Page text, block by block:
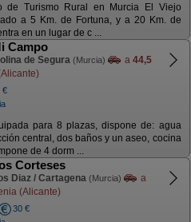
de Turismo Rural en Murcia El Viejo
a 5 Km. de Fortuna, y a 20 Km. de
en un lugar de c ...
Campo
de Segura (Murcia) a 44,5
€
para 8 plazas, dispone de: agua
central, dos baños y un aseo, cocina
de 4 dorm ...
Corteses
Diaz / Cartagena (Murcia)
a
(Alicante)
30 €